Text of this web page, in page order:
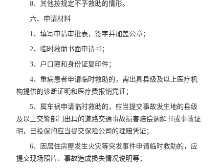
8、其他按规定不予救助的情形。
六、申请材料
1、填写申请审批表，签字并加盖公章；
2、临时救助书面申请书；
3、户口簿和身份证复印件；
4、重病患者申请临时救助的，需出具县级及以上医疗机
构提供的诊断证明和医疗费报销凭证；
5、属车祸申请临时救助的，应当提交事故发生地的县级
及以上交警部门出具的道路交通事故损害赔偿调解书或事故证
明，已投保的应当提交保险公司的理赔凭证；
6、因居住房屋发生火灾等突发事件申请临时救助的，应
提交现场照片、事故造成损失情况说明等；